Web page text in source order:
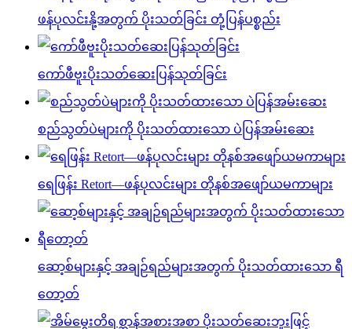
ဖန်ပုလင်းနို့အတွက် ပိုးသတ်ခြင်း တုံ့ပြန်ပစ္စည်း
ကော်ဖီဗူးပိုးသတ်ဆေးပြန်သုတ်ခြင်း
စည်သွတ်ပဲများကို ပိုးသတ်ထားသော ပဲပြန်အမ်းဆေး
ရေဖြန်း Retort—ဖန်ပုလင်းများ တိုနစ်အဖျော်ယမကာများ
ဆော့စ်များနှင့် အချဉ်ရည်များအတွက် ပိုးသတ်ထားသော ရီ
တော့တ်